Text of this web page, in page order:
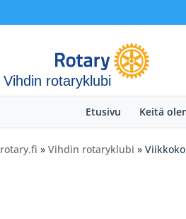
Vihdin rotaryklubi
Etusivu Keitä
rotary.fi » Vihdin rotaryklubi »